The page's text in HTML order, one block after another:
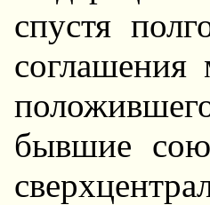
спустя
бывшие